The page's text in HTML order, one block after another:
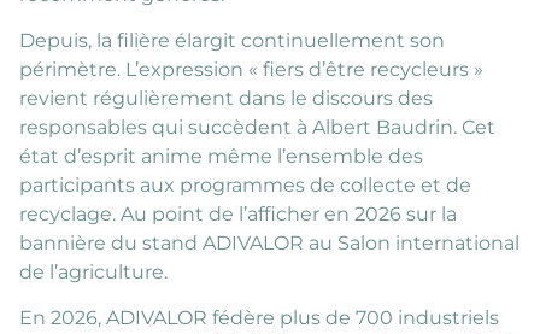
Depuis, la filière élargit continuellement son
périmètre. L’expression « fiers d’être recycleurs »
revient régulièrement dans le discours des
responsables qui succèdent à Albert Baudrin. Cet
état d’esprit anime même l’ensemble des
participants aux programmes de collecte et de
recyclage. Au point de l’afficher en 2026 sur la
bannière du stand ADIVALOR au Salon international
de l’agriculture.
En 2026, ADIVALOR fédère plus de 700 industriels